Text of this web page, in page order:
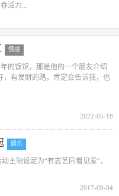
活力...
情感
的饭馆，那是他的一个朋友介绍
，有发财的路，肯定会告诉我，也
2022-05-18
娱乐
主轴设定为“有志艺同看见爱”，
2017-09-04